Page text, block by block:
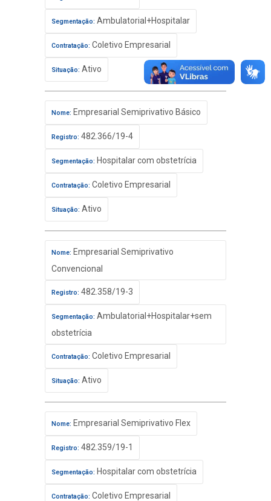
Segmentação: Ambulatorial+Hospitalar
Contratação: Coletivo Empresarial
Situação: Ativo
Nome: Empresarial Semiprivativo Básico
Registro: 482.366/19-4
Segmentação: Hospitalar com obstetrícia
Contratação: Coletivo Empresarial
Situação: Ativo
Nome: Empresarial Semiprivativo
Convencional
Registro: 482.358/19-3
Segmentação: Ambulatorial+Hospitalar+sem
obstetrícia
Contratação: Coletivo Empresarial
Situação: Ativo
Nome: Empresarial Semiprivativo Flex
Registro: 482.359/19-1
Segmentação: Hospitalar com obstetrícia
Contratação: Coletivo Empresarial